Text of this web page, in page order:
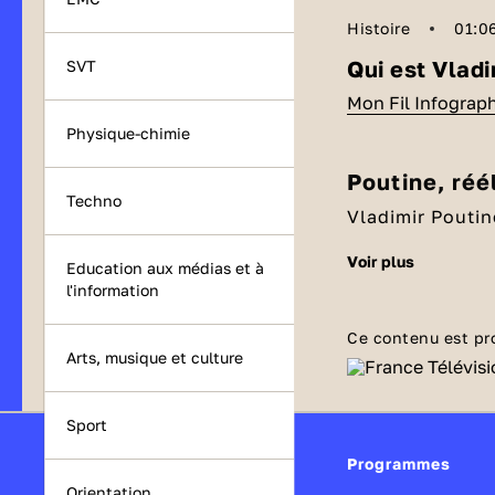
SVT
Physique-chimie
Techno
Education aux médias et à
l'information
Arts, musique et culture
Sport
Histoire
Qui est
Mon Fil
Poutine,
Vladimir
les rues. Il
au judo. Très
réalité : il entre
Kremlin pour
2004 puis en
Année de
voir plus
Ce contenu est
Programmes